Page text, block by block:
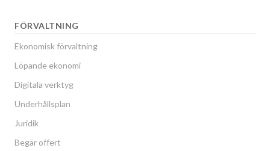
FÖRVALTNING
Ekonomisk förvaltning
Löpande ekonomi
Digitala verktyg
Underhållsplan
Juridik
Begär offert